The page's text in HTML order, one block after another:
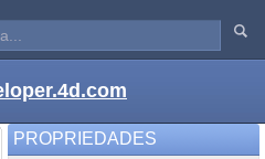
PROPRIEDADES